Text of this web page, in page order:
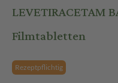
LEVETIRACETAM
Filmtabletten
Rezeptpflichtig